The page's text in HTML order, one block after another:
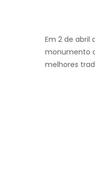
Em 2 de abril
monumento
melhores